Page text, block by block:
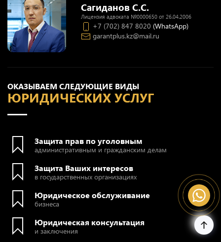
ОКАЗЫВАЕМ СЛЕДУЮЩИЕ ВИДЫ
ЮРИДИЧЕСКИХ УСЛУГ
Защита прав по уголовным
административным и гражданским делам
Защита Ваших интересов
в государственных организациях
Юридическое обслуживание
бизнеса
Юридическая консультация
и заключения
Сагиданов С.С.
Лицензия адвоката №0000650 от 26.04.2006
+7 (702) 847 8020 (WhatsApp)
garantplus.kz@mail.ru